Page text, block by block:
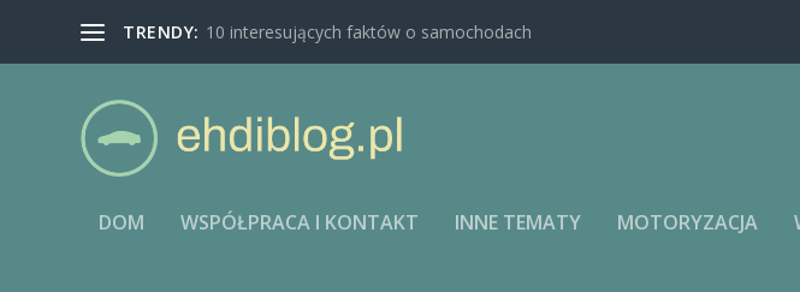
TRENDY: 10 interesujących faktów o samochodach
DOM WSPÓŁPRACA I KONTAKT INNE TEMATY MOTORYZACJA